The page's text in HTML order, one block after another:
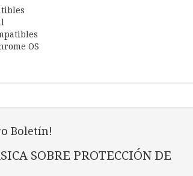
OS
Boletín!
SOBRE PROTECCIÓN DE